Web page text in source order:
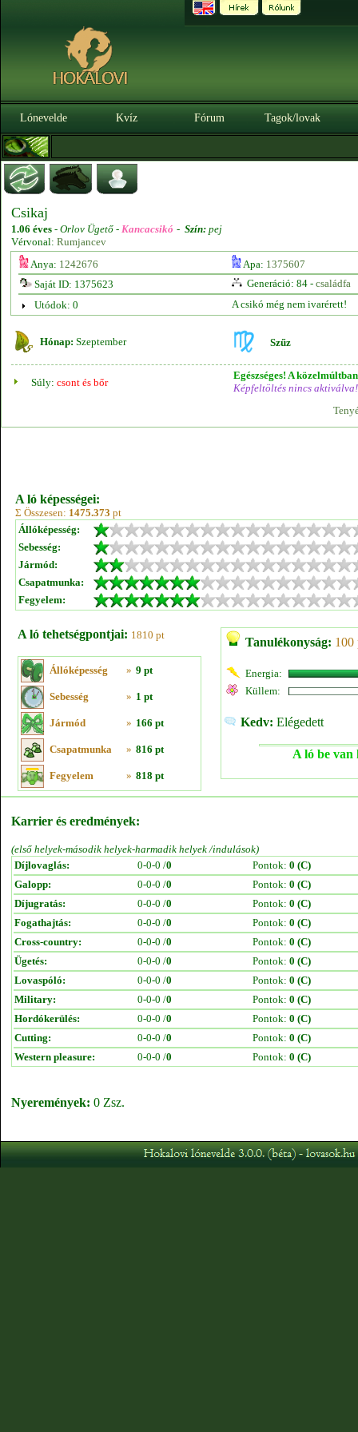
Lónevelde Kvíz Fórum Tagok/lovak
Csikaj
1.06 éves - Orlov Ügető - Kancacsikó - Szín: pej
Vérvonal: Rumjancev
Anya: 1242676 Apa: 1375607
Saját ID: 1375623
Generáció: 84 - családfa
Utódok: 0
A csikó még nem ivarérett!
Hónap: Szeptember Szűz
Súly: csont és bőr
Egészséges! A
Képfeltöltés nincs aktiválva!
A ló képességei:
Σ Összesen: 1475.373 pt
Állóképesség:
Sebesség:
Jármód:
Csapatmunka:
Fegyelem:
A ló tehetségpontjai: 1810 pt
Állóképesség » 9 pt
Sebesség » 1 pt
Jármód » 166 pt
Csapatmunka » 816 pt
Fegyelem » 818 pt
Tanulékonyság: 100
Energia:
Küllem:
Kedv: Elégedett
A ló be van
Karrier és eredmények:
(első helyek-második helyek-harmadik helyek /indulások)
Díjlovaglás:
0-0-0 /0 Pontok: 0 (C)
Galopp:
0-0-0 /0 Pontok: 0 (C)
Díjugratás:
0-0-0 /0 Pontok: 0 (C)
Fogathajtás:
0-0-0 /0 Pontok: 0 (C)
Cross-country:
0-0-0 /0 Pontok: 0 (C)
Ügetés:
0-0-0 /0 Pontok: 0 (C)
Lovaspóló:
0-0-0 /0 Pontok: 0 (C)
Military:
0-0-0 /0 Pontok: 0 (C)
Hordókerülés:
0-0-0 /0 Pontok: 0 (C)
Cutting:
0-0-0 /0 Pontok: 0 (C)
Western pleasure:
0-0-0 /0 Pontok: 0 (C)
Nyeremények: 0 Zsz.